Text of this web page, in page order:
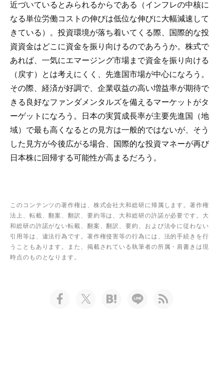
近づいているとみられるからである（インフレの中核に
なる単位労働コストの伸びは低位な伸びに大幅減速して
きている）。投資環境が落ち着いてくる際、国際的な投
資資金はどこに資金を振り向けるのであろうか。株式で
あれば、一気にエマージング市場まで資金を振り向ける
（戻す）とは考えにくく、先進国市場が中心になろう。
その際、経済が好調で、企業収益の高い増益率が期待で
きる良好なファンダメンタルズを備えるマーケットがタ
ーゲットになろう。日本の実質成長率が主要先進国（地
域）で最も高くなるとの見方は一般的ではないが、そう
した見方が今後広がる場合、国際的な投資マネーが再び
日本株に回帰する可能性が高まるだろう。
このコンテンツの著作権は、株式会社大和総研に帰属します。著作権
法上、転載、翻案、翻訳、要約等は、大和総研の許諾が必要です。大
和総研の許諾がない転載、翻案、翻訳、要約、および法令に従わない
引用等は、違法行為です。著作権侵害等の行為には、法的手続きを行
うこともあります。また、掲載されている執筆者の所属・肩書きは現
時点のものとなります。